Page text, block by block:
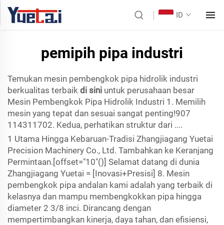
ID
pemipih pipa industri
Temukan mesin pembengkok pipa hidrolik industri
berkualitas terbaik di sini untuk perusahaan besar
Mesin Pembengkok Pipa Hidrolik Industri 1. Memilih
mesin yang tepat dan sesuai sangat penting!907
114311702. Kedua, perhatikan struktur dari ....
1 Utama Hingga Kebaruan-Tradisi Zhangjiagang Yuetai
Precision Machinery Co., Ltd. Tambahkan ke Keranjang
Permintaan.[offset="10"()] Selamat datang di dunia
Zhangjiagang Yuetai = [Inovasi+Presisi] 8. Mesin
pembengkok pipa andalan kami adalah yang terbaik di
kelasnya dan mampu membengkokkan pipa hingga
diameter 2 3/8 inci. Dirancang dengan
mempertimbangkan kinerja, daya tahan, dan efisiensi,